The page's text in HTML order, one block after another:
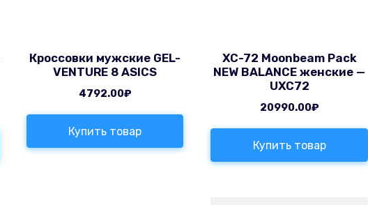
Кроссовки мужские GEL-
VENTURE 8 ASICS
4792.00₽
Купить товар
XC-72 Moonbeam Pack
NEW BALANCE женские —
UXC72
20990.00₽
Купить товар